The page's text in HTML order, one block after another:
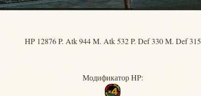
HP 12876 P. Atk 944 M. Atk 532 P. Def 330 M. Def 315
Модификатор HP: